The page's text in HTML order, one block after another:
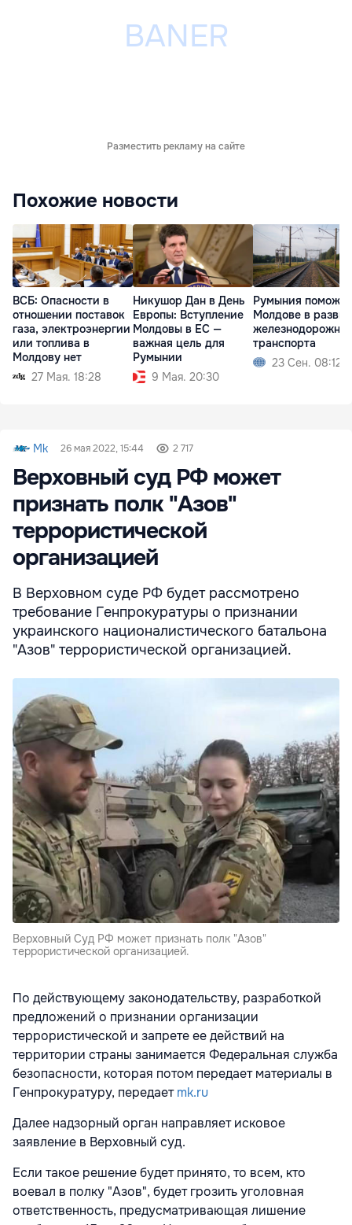
Разместить рекламу на сайте
Похожие новости
ВСБ: Опасности в
отношении поставок
газа, электроэнергии
или топлива в
Молдову нет
27 Мая. 18:28
Никушор Дан в День
Европы: Вступление
Молдовы в ЕС —
важная цель для
Румынии
9 Мая. 20:30
Румыния поможет
Молдове в
транспорта
23 Сен. 08:12
Mk 26 мая 2022, 15:44 2 717
Верховный суд РФ может
признать полк "Азов"
террористической
организацией
В Верховном суде РФ будет рассмотрено
требование Генпрокуратуры о признании
украинского националистического батальона
"Азов" террористической организацией.
Верховный Суд РФ может признать полк "Азов"
террористической организацией.
По действующему законодательству, разработкой
предложений о признании организации
террористической и запрете ее действий на
территории страны занимается Федеральная служба
безопасности, которая потом передает материалы в
Генпрокуратуру, передаетmk.ru
Далее надзорный орган направляет исковое
заявление в Верховный суд.
Если такое решение будет принято, то всем, кто
воевал в полку "Азов", будет грозить уголовная
ответственность, предусматривающая лишение